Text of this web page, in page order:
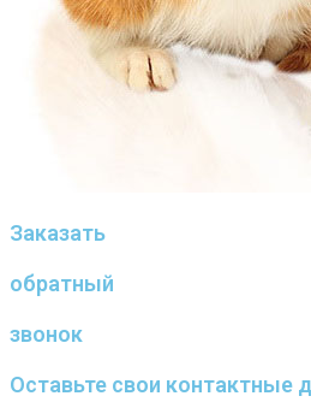
Заказать
обратный
звонок
Оставьте свои контактные